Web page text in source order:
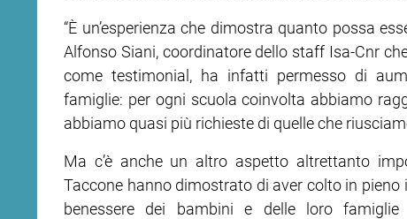
“È un’esperienza che dimostra quanto possa
Alfonso Siani, coordinatore dello staff Isa-Cnr
come testimonial, ha infatti permesso di
famiglie: per ogni scuola coinvolta abbiamo
abbiamo quasi più richieste di quelle che
Ma c’è anche un altro aspetto altrettanto
Taccone hanno dimostrato di aver colto in
benessere dei bambini e delle loro